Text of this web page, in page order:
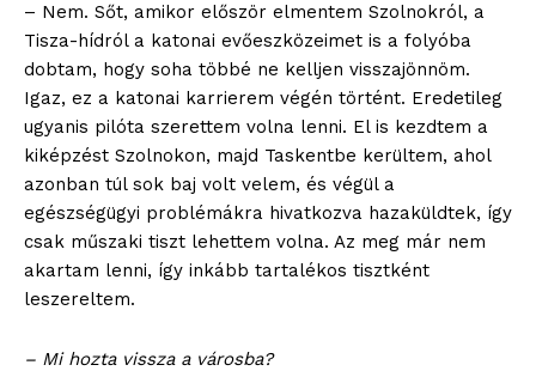
– Nem. Sőt, amikor először elmentem Szolnokról, a
Tisza-hídról a katonai evőeszközeimet is a folyóba
dobtam, hogy soha többé ne kelljen visszajönnöm.
Igaz, ez a katonai karrierem végén történt. Eredetileg
ugyanis pilóta szerettem volna lenni. El is kezdtem a
kiképzést Szolnokon, majd Taskentbe kerültem, ahol
azonban túl sok baj volt velem, és végül a
egészségügyi problémákra hivatkozva hazaküldtek, így
csak műszaki tiszt lehettem volna. Az meg már nem
akartam lenni, így inkább tartalékos tisztként
leszereltem.
– Mi hozta vissza a városba?